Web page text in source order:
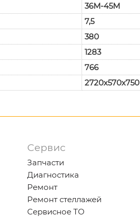
36М-45М
7,5
380
1283
766
2720х570х750
Сервис
Запчасти
Диагностика
Ремонт
Ремонт стеллажей
Сервисное ТО